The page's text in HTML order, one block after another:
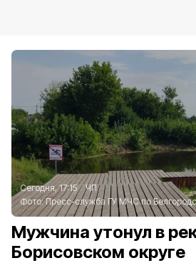
Сегодня, 17:15
ЧП
Фото:Пресс-служба ГУ МЧС по
Мужчина утонул в
Борисовском округе